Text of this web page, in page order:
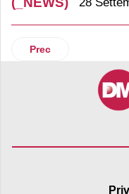
Articolo
Prec